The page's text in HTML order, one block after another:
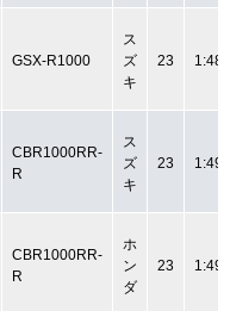
GSX-R1000
ス
ズ
キ
23
CBR1000RR-
R
ス
ズ
キ
23
CBR1000RR-
R
ホ
ン
ダ
23